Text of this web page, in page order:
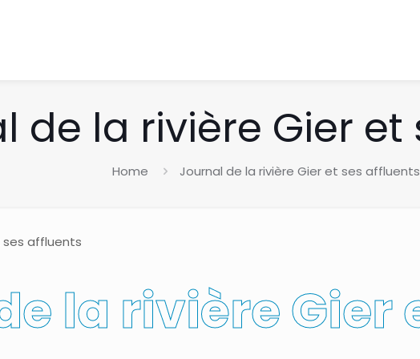
de la rivière Gier et
Home Journal de la rivière Gier et ses affluents
ses affluents
la rivière Gier